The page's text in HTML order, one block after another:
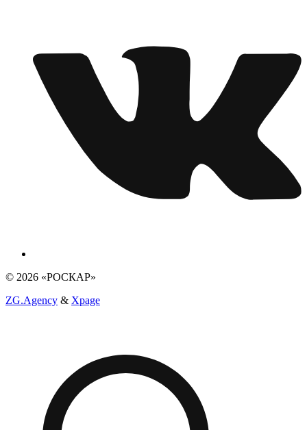
© 2026 «РОСКАР»
ZG.Agency & Xpage